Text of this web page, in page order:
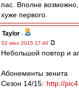
пас. Вполне возможно,
хуже первого.
Taylor -
02 июл 2015 17:40
Небольшой повтор и
Абонементы зенита
Сезон 14/15: http://